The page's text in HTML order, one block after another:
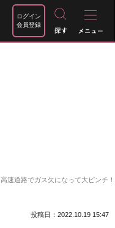
ログイン
会員登録
高速道路でガス欠になって大ピンチ！
投稿日：2022.10.19 15:47